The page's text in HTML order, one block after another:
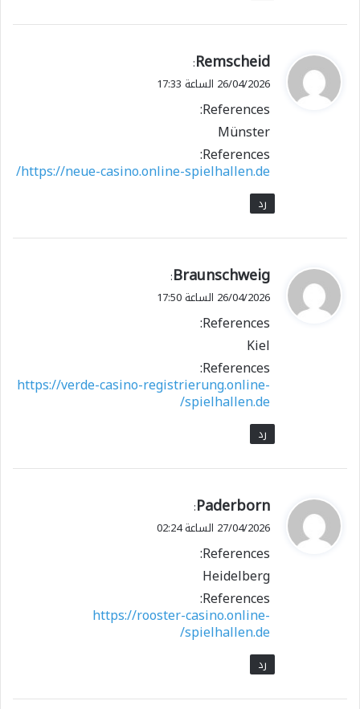
ي
ق
ل
Remscheid
:
26/04/2026 الساعة 17:33
References:
Münster
References:
https://neue-casino.online-spielhallen.de/
رد
ي
ق
ل
Braunschweig
:
26/04/2026 الساعة 17:50
References:
Kiel
References:
https://verde-casino-registrierung.online-
spielhallen.de/
رد
ي
ق
ل
Paderborn
:
27/04/2026 الساعة 02:24
References:
Heidelberg
References:
https://rooster-casino.online-
spielhallen.de/
رد